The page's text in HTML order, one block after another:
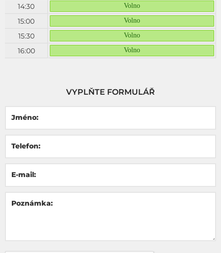
14:30
15:00
15:30
16:00
Volno
Volno
Volno
Volno
VYPLŇTE FORMULÁŘ
Jméno:
Telefon:
E-mail:
Poznámka: